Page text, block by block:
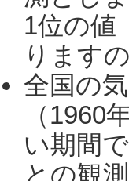
1位の値
ります
全国の
（1960
い期間
との観